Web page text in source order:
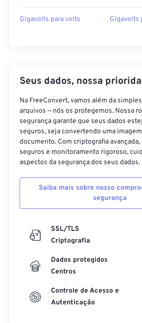
Gigavolts para volts Gigavolts
Seus dados, nossa
Na FreeConvert, vamos além da
arquivos — nós os protegemos. Nossa
segurança garante que seus dados
seguros, seja convertendo uma
documento. Com criptografia
seguros e monitoramento rigoroso,
aspectos da segurança dos seus dados.
Saiba mais sobre nosso
segurança
SSL/TLS
Criptografia
Dados protegidos
Centros
Controle de Acesso e
Autenticação